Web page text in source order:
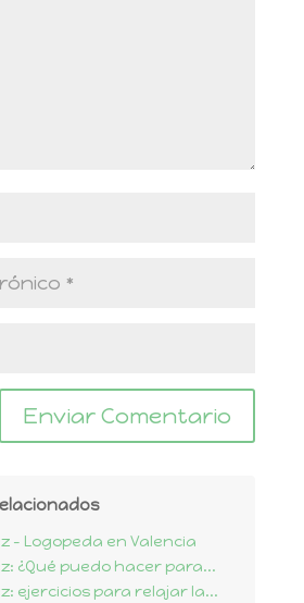
- Logopeda en Valencia
¿Qué puedo hacer para...
ejercicios para relajar la...